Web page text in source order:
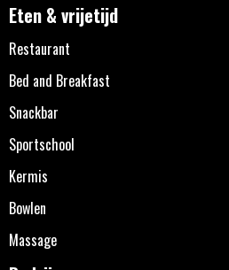
Eten & vrijetijd
Restaurant
Bed and Breakfast
Snackbar
Sportschool
Kermis
Bowlen
Massage